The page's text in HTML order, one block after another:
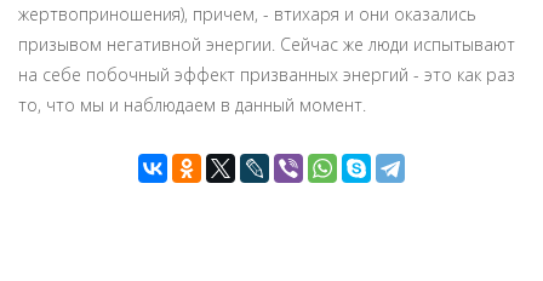
жертвоприношения), причем, - втихаря и они оказались
призывом негативной энергии. Сейчас же люди испытывают
на себе побочный эффект призванных энергий - это как раз
то, что мы и наблюдаем в данный момент.